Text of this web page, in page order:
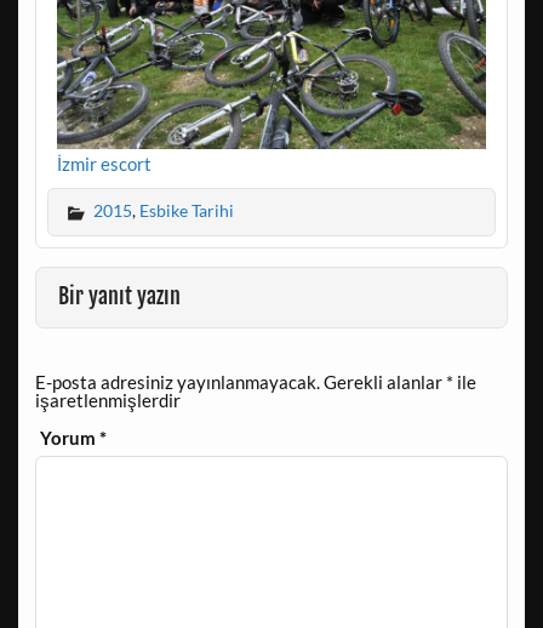
İzmir escort
2015, Esbike Tarihi
Bir yanıt yazın
E-posta adresiniz yayınlanmayacak.Gerekli alanlar * ile
işaretlenmişlerdir
Yorum*